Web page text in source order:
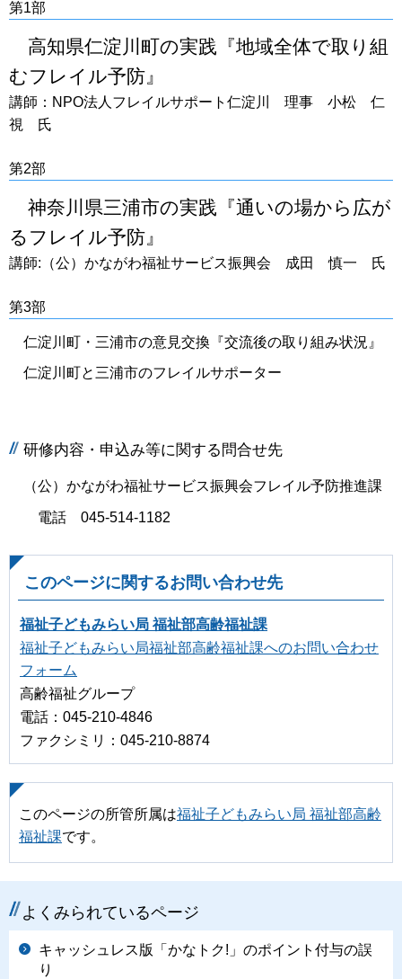
第1部
高知県仁淀川町の実践『地域全体で取り組
むフレイル予防』
講師：NPO法人フレイルサポート仁淀川 理事 小松 仁
視 氏
第2部
神奈川県三浦市の実践『通いの場から広が
るフレイル予防』
講師:（公）かながわ福祉サービス振興会 成田 慎一 氏
第3部
仁淀川町・三浦市の意見交換『交流後の取り組み状況』
仁淀川町と三浦市のフレイルサポーター
研修内容・申込み等に関する問合せ先
（公）かながわ福祉サービス振興会フレイル予防推進課
電話 045-514-1182
このページに関するお問い合わせ先
福祉子どもみらい局 福祉部高齢福祉課
福祉子どもみらい局福祉部高齢福祉課へのお問い合わせ
フォーム
高齢福祉グループ
電話：045-210-4846
ファクシミリ：045-210-8874
このページの所管所属は福祉子どもみらい局 福祉部高齢
福祉課です。
よくみられているページ
キャッシュレス版「かなトク!」のポイント付与の誤
り